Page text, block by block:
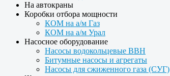
На автокраны
Коробки отбора мощности
КОМ на а/м Газ
КОМ на а/м Урал
Насосное оборудование
Насосы водокольцевые ВВН
Битумные насосы и агрегаты
Насосы для сжиженного газа (СУГ)